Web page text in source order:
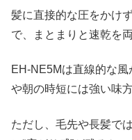
髪に直接的な圧をかけ
で、まとまりと速乾を
EH-NE5Mは直線的な
や朝の時短には強い味方
ただし、毛先や長髪で